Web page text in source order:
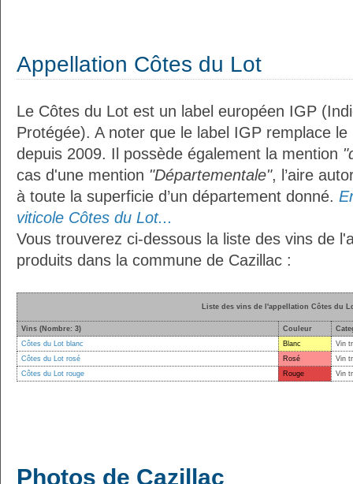
Appellation Côtes du Lot
Le Côtes du Lot est un label européen IGP
Protégée). A noter que le label IGP remplace
depuis 2009. Il possède également la mention
cas d'une mention "Départementale", l’aire
à toute la superficie d’un département donné.
viticole Côtes du Lot...
Vous trouverez ci-dessous la liste des vins de
produits dans la commune de Cazillac :
Liste des vins de l'appellation Côtes du
Vins (Nombre: 3) Couleur
Côtes du Lot blanc
Blanc
Vin
Côtes du Lot rosé
Rosé
Vin
Côtes du Lot rouge
Rouge Vin
Photos de Cazillac